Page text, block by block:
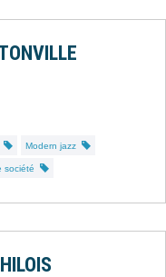
Modern jazz
société